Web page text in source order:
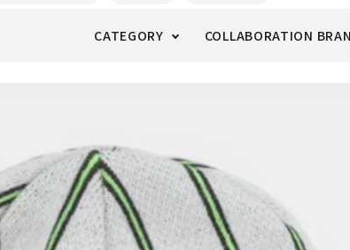
CATEGORY COLLABORATION